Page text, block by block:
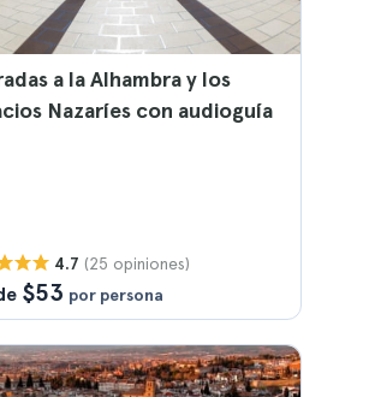
a la Alhambra y los
Nazaríes con audioguía
4.7 (25 opiniones)
$53 por persona